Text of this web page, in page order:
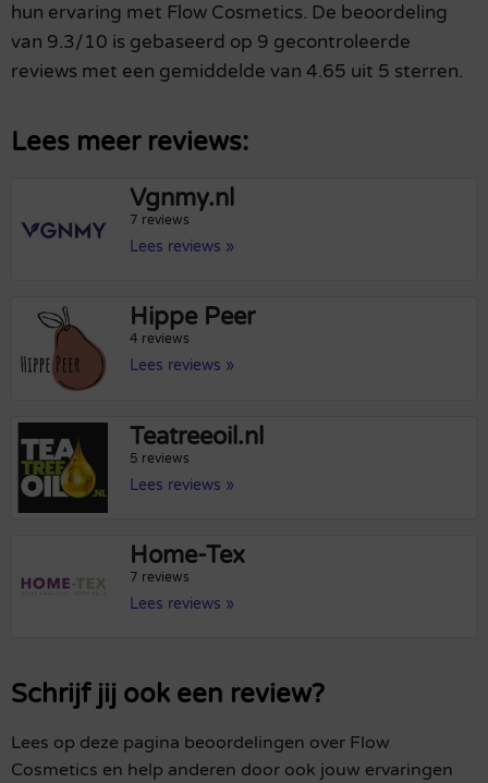
hun ervaring met Flow Cosmetics. De beoordeling
van 9.3/10 is gebaseerd op 9 gecontroleerde
reviews met een gemiddelde van 4.65 uit 5 sterren.
Lees meer reviews:
Vgnmy.nl
7 reviews
Lees reviews »
Hippe Peer
4 reviews
Lees reviews »
Teatreeoil.nl
5 reviews
Lees reviews »
Home-Tex
7 reviews
Lees reviews »
Schrijf jij ook een review?
Lees op deze pagina beoordelingen over Flow
Cosmetics en help anderen door ook jouw ervaringen